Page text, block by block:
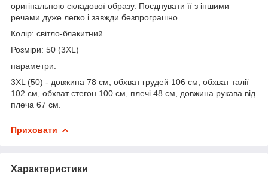
оригінальною складової образу. Поєднувати її з іншими
речами дуже легко і завжди безпрограшно.
Колір: світло-блакитний
Розміри: 50 (3ХL)
параметри:
3XL (50) - довжина 78 см, обхват грудей 106 см, обхват талії
102 см, обхват стегон 100 см, плечі 48 см, довжина рукава від
плеча 67 см.
Приховати
Характеристики